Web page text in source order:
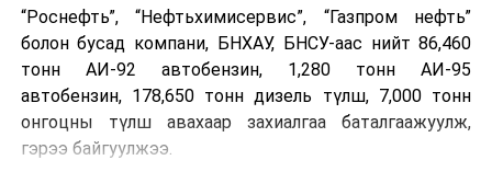
“Роснефть”, “Нефтьхимисервис”, “Газпром нефть”
болон бусад компани, БНХАУ, БНСУ-аас нийт 86,460
тонн АИ-92 автобензин, 1,280 тонн АИ-95
автобензин, 178,650 тонн дизель түлш, 7,000 тонн
онгоцны түлш авахаар захиалгаа баталгаажуулж,
гэрээ байгуулжээ.